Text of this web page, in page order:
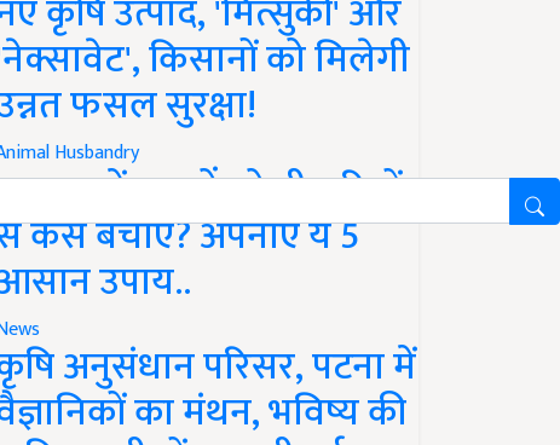
कृषि उत्पाद, 'मित्सुकी' और
किसानों को मिलेगी
फसल सुरक्षा!
Husbandry
में पशुओं को बीमारियों
कैसे बचाएं? अपनाएं ये 5
उपाय..
अनुसंधान परिसर, पटना में
का मंथन, भविष्य की